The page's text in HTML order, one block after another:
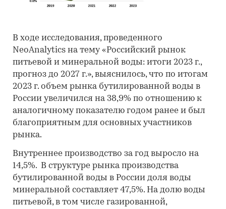
В ходе исследования, проведенного
NeoAnalytics на тему «Российский рынок
питьевой и минеральной воды: итоги 2023 г.,
прогноз до 2027 г.», выяснилось, что по итогам
2023 г. объем рынка бутилированной воды в
России увеличился на 38,9% по отношению к
аналогичному показателю годом ранее и был
благоприятным для основных участников
рынка.
Внутреннее производство за год выросло на
14,5%. В структуре рынка производства
бутилированной воды в России доля воды
минеральной составляет 47,5%. На долю воды
питьевой, в том числе газированной,